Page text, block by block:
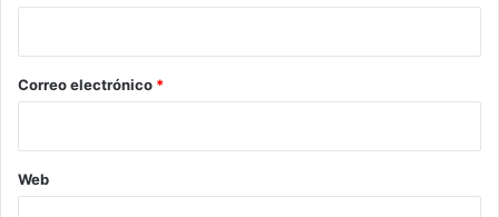
*
Correo electrónico *
Web